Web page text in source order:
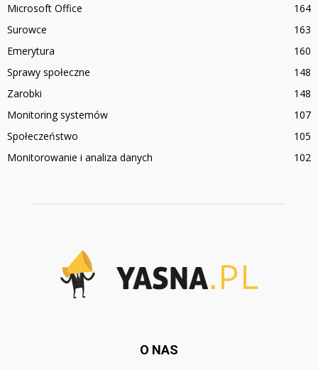
Microsoft Office
164
Surowce
163
Emerytura
160
Sprawy społeczne
148
Zarobki
148
Monitoring systemów
107
Społeczeństwo
105
Monitorowanie i analiza danych
102
O NAS